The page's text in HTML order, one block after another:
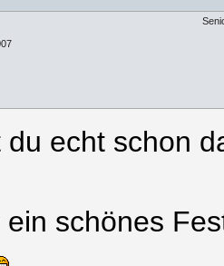
du echt schon
schönes